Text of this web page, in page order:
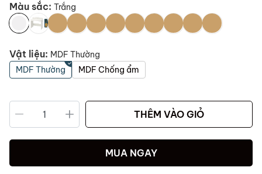
Màu sắc: Trắng
Vật liệu: MDF Thường
MDF Thường
MDF Chống ẩm
THÊM VÀO GIỎ
MUA NGAY